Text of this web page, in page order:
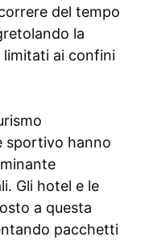
del tempo
la
limitati ai confini
sportivo hanno
Gli hotel e le
a questa
pacchetti